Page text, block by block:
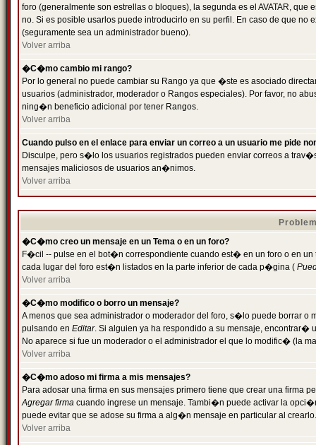
foro (generalmente son estrellas o bloques), la segunda es el AVATAR,
no. Si es posible usarlos puede introducirlo en su perfil. En caso de que
(seguramente sea un administrador bueno).
Volver arriba
�C�mo cambio mi rango?
Por lo general no puede cambiar su Rango ya que �ste es asociado
usuarios (administrador, moderador o Rangos especiales). Por favor, no
ning�n beneficio adicional por tener Rangos.
Volver arriba
Cuando pulso en el enlace para enviar un correo a un usuario me pide
Disculpe, pero s�lo los usuarios registrados pueden enviar correos a
mensajes maliciosos de usuarios an�nimos.
Volver arriba
�C�mo creo un mensaje en un Tema o en un foro?
F�cil -- pulse en el bot�n correspondiente cuando est� en un foro o en
cada lugar del foro est�n listados en la parte inferior de cada p�gina (
Volver arriba
�C�mo modifico o borro un mensaje?
A menos que sea administrador o moderador del foro, s�lo puede borrar o
pulsando en Editar. Si alguien ya ha respondido a su mensaje, encontrar�
No aparece si fue un moderador o el administrador el que lo modific� (la
Volver arriba
�C�mo adoso mi firma a mis mensajes?
Para adosar una firma en sus mensajes primero tiene que crear una firma
Agregar firma cuando ingrese un mensaje. Tambi�n puede activar la
puede evitar que se adose su firma a alg�n mensaje en particular al crearlo.
Volver arriba